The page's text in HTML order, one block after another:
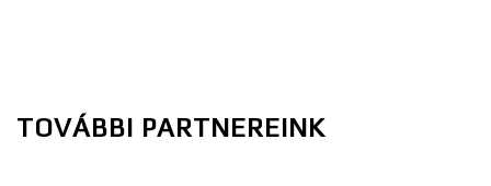
TOVÁBBI PARTNEREINK